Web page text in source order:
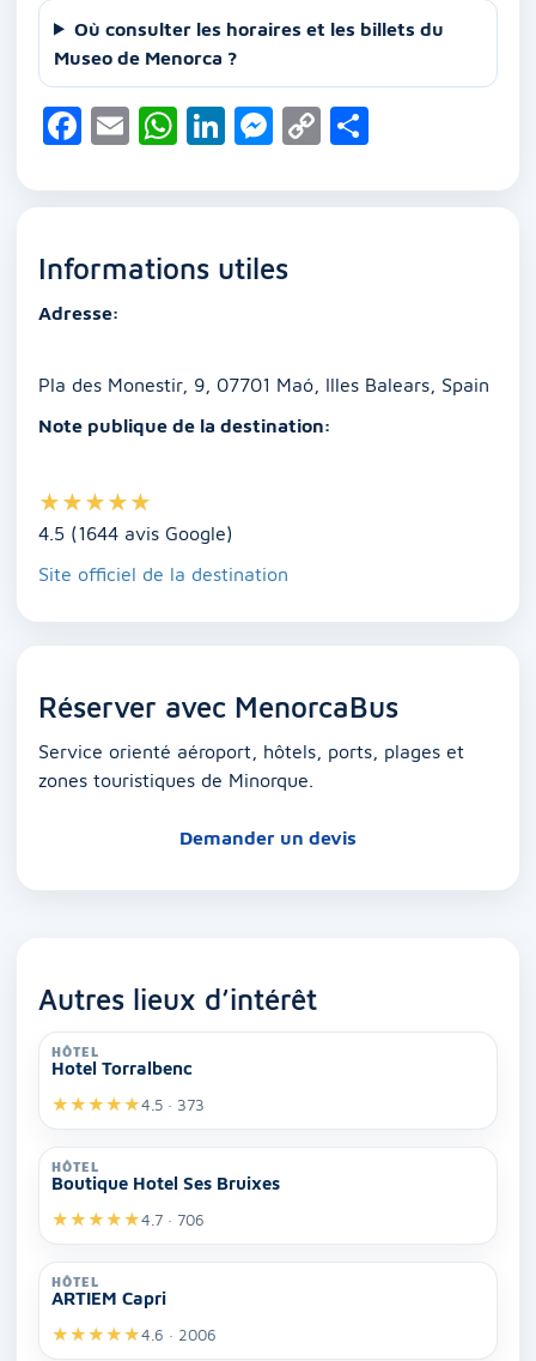
Où consulter les horaires et les billets du
Museo de Menorca ?
F
c
b
o
k
E
ai
W
at
A
Li
k
dI
M
ss
n
C
p ta
Informations utiles
Adresse:
Pla des Monestir, 9, 07701 Maó, Illes Balears, Spain
Note publique de la destination:
★★★★★
4.5 (1644 avis Google)
Site officiel de la destination
Réserver avec MenorcaBus
Service orienté aéroport, hôtels, ports, plages et
zones touristiques de Minorque.
Demander un devis
Autres lieux d’intérêt
HÔTEL
Hotel Torralbenc
★★★★★4.5 · 373
HÔTEL
Boutique Hotel Ses Bruixes
★★★★★4.7 · 706
HÔTEL
ARTIEM Capri
★★★★★4.6 · 2006